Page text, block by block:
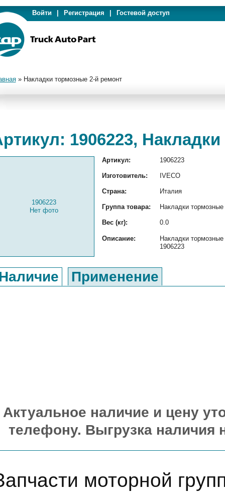
Войти Регистрация Гостевой доступ
» Накладки тормозные 2-й ремонт
1906223,
1906223
Нет фото
Артикул: 1906223
Изготовитель: IVECO
Страна: Италия
Группа товара: Накладки тормозные
Вес (кг): 0.0
Описание:
Накладки
1906223
Применение
Актуальное наличие и цену
телефону. Выгрузка наличия
моторной